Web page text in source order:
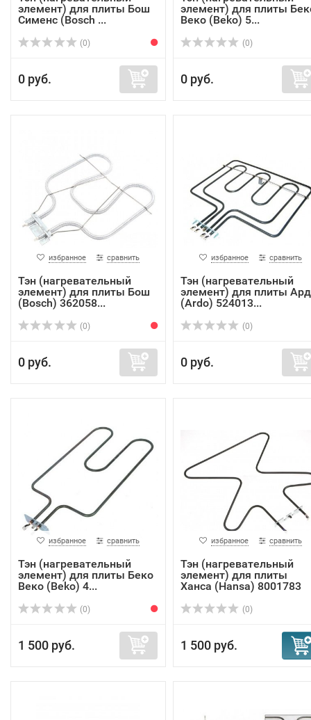
элемент) для плиты Бош
Сименс (Bosch ...
(0)
0 руб.
элемент) для плиты
Веко (Beko) 5...
(0)
0 руб.
избранное сравнить
Тэн (нагревательный
элемент) для плиты Бош
(Bosch) 362058...
(0)
0 руб.
избранное сравнить
Тэн (нагревательный
элемент) для плиты
(Ardo) 524013...
(0)
0 руб.
избранное сравнить
Тэн (нагревательный
элемент) для плиты Беко
Веко (Beko) 4...
(0)
1 500 руб.
избранное сравнить
Тэн (нагревательный
элемент) для плиты
Ханса (Hansa) 8001783
(0)
1 500 руб.